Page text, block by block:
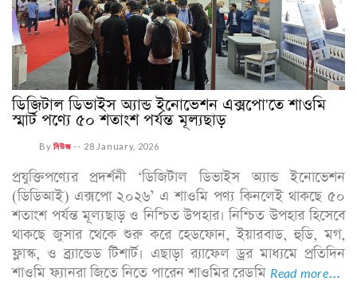
ডিজিটাল ডিভাইস অ্যান্ড ইনোভেশন এক্সপো'তে শাওমি
স্মার্ট পণ্যে ৫০ শতাংশ পর্যন্ত মূল্যছাড়
Byনিউজ -- 28 January, 2026
প্রযুক্তিপণ্যের প্রদর্শনী ‘ডিজিটাল ডিভাইস অ্যান্ড ইনোভেশন
(ডিডিআই) এক্সপো ২০২৬’ এ শাওমি পণ্য কিনলেই থাকছে ৫০
শতাংশ পর্যন্ত মূল্যছাড় ও নিশ্চিত উপহার। নিশ্চিত উপহার হিসেবে
থাকছে জুসার থেকে শুরু করে হেডফোন, ইয়ারবাড, হুডি, মগ,
ফ্লাস্ক, ও ব্র্যান্ডেড টিশার্ট। এছাড়া র‍্যাফেল ড্রর মাধ্যমে প্রতিদিন
শাওমি ফ্যানরা জিতে নিতে পারেন শাওমির রেডমি Read more...